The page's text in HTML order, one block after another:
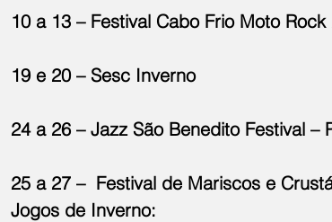
10 a 13 – Festival Cabo Frio Moto Rock
19 e 20 – Sesc Inverno
24 a 26 – Jazz São Benedito Festival –
25 a 27 –  Festival de Mariscos e
Jogos de Inverno: